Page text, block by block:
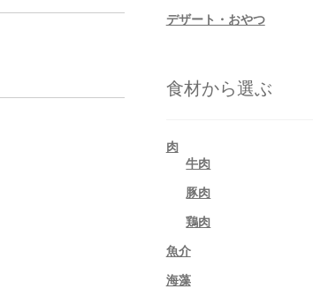
デザート・おやつ
食材から選ぶ
肉
牛肉
豚肉
鶏肉
魚介
海藻